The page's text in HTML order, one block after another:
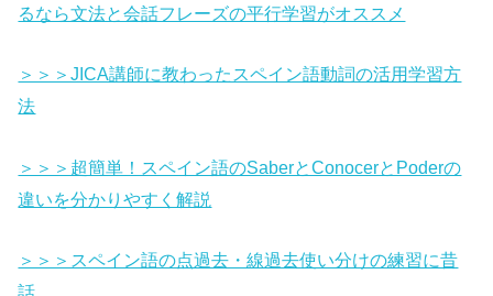
るなら文法と会話フレーズの平行学習がオススメ
＞＞＞JICA講師に教わったスペイン語動詞の活用学習方
法
＞＞＞超簡単！スペイン語のSaberとConocerとPoderの
違いを分かりやすく解説
＞＞＞スペイン語の点過去・線過去使い分けの練習に昔
話